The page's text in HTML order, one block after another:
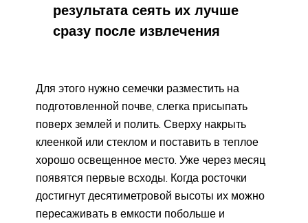
результата сеять их лучше
сразу после извлечения
Для этого нужно семечки разместить на
подготовленной почве, слегка присыпать
поверх землей и полить. Сверху накрыть
клеенкой или стеклом и поставить в теплое
хорошо освещенное место. Уже через месяц
появятся первые всходы. Когда росточки
достигнут десятиметровой высоты их можно
пересаживать в емкости побольше и